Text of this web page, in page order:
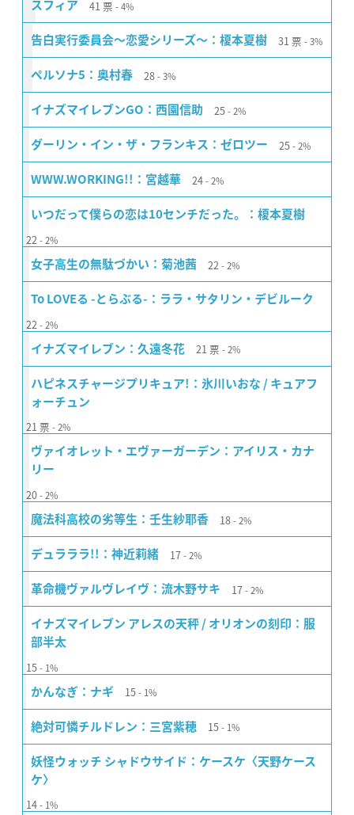
スフィア 41 票 4%
告白実行委員会〜恋愛シリーズ〜：榎本夏樹 31 票 3%
ペルソナ5：奥村春 28 3%
イナズマイレブンGO：西園信助 25 2%
ダーリン・イン・ザ・フランキス：ゼロツー 25 2%
WWW.WORKING!!：宮越華 24 2%
いつだって僕らの恋は10センチだった。：榎本夏樹
22 2%
女子高生の無駄づかい：菊池茜 22 2%
To LOVEる -とらぶる-：ララ・サタリン・デビルーク
22 2%
イナズマイレブン：久遠冬花 21 票 2%
ハピネスチャージプリキュア!：氷川いおな / キュアフ
ォーチュン
21 票 2%
ヴァイオレット・エヴァーガーデン：アイリス・カナ
リー
20 2%
魔法科高校の劣等生：壬生紗耶香 18 2%
デュラララ!!：神近莉緒 17 2%
革命機ヴァルヴレイヴ：流木野サキ 17 2%
イナズマイレブン アレスの天秤 / オリオンの刻印：服
部半太
15 1%
かんなぎ：ナギ 15 1%
絶対可憐チルドレン：三宮紫穂 15 1%
妖怪ウォッチ シャドウサイド：ケースケ〈天野ケース
ケ〉
14 1%